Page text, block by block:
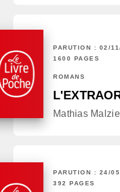
PARUTION : 02/
1600 PAGES
ROMANS
Mathias
PARUTION : 24/
392 PAGES